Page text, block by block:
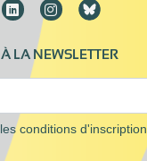
LA NEWSLETTER
conditions d'inscription